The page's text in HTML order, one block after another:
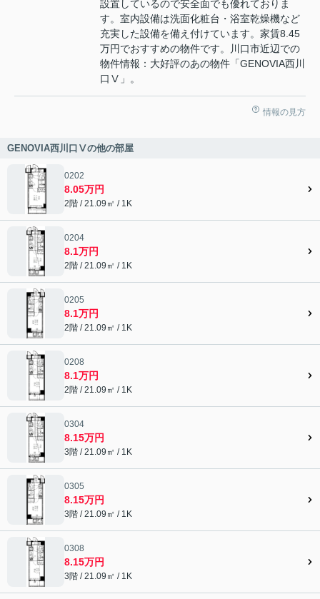
設置しているので安全面でも優れておりま
す。室内設備は洗面化粧台・浴室乾燥機など
充実した設備を備え付けています。家賃8.45
万円でおすすめの物件です。川口市近辺での
物件情報：大好評のあの物件「GENOVIA西川
口Ⅴ」。
情報の見方
GENOVIA西川口Ⅴの他の部屋
0202
8.05万円
2階 / 21.09㎡ / 1K
0204
8.1万円
2階 / 21.09㎡ / 1K
0205
8.1万円
2階 / 21.09㎡ / 1K
0208
8.1万円
2階 / 21.09㎡ / 1K
0304
8.15万円
3階 / 21.09㎡ / 1K
0305
8.15万円
3階 / 21.09㎡ / 1K
0308
8.15万円
3階 / 21.09㎡ / 1K